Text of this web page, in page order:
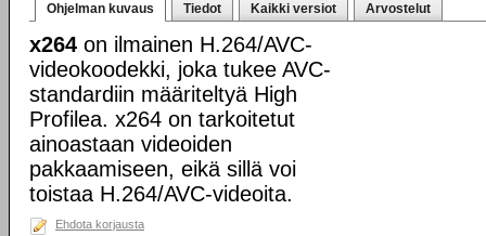
Ohjelman kuvaus Tiedot Kaikki versiot Arvostelut
x264 on ilmainen H.264/AVC-
videokoodekki, joka tukee AVC-
standardiin määriteltyä High
Profilea. x264 on tarkoitetut
ainoastaan videoiden
pakkaamiseen, eikä sillä voi
toistaa H.264/AVC-videoita.
Ehdota korjausta